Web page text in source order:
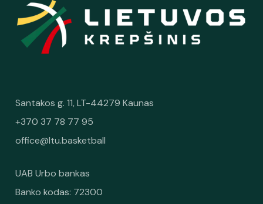
Santakos g. 11, LT-44279 Kaunas
+370 37 78 77 95
office@ltu.basketball
UAB Urbo bankas
Banko kodas: 72300